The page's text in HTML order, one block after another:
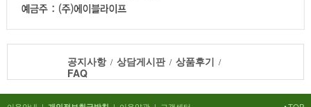
공지사항/ 상담게시판/ 상품후기 /
FAQ